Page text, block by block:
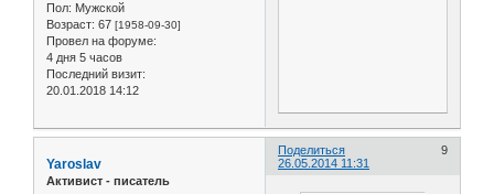
Пол: Мужской
Возраст: 67 [1958-09-30]
Провел на форуме:
4 дня 5 часов
Последний визит:
20.01.2018 14:12
Поделиться
9
26.05.2014 11:31
Yaroslav
Активист - писатель